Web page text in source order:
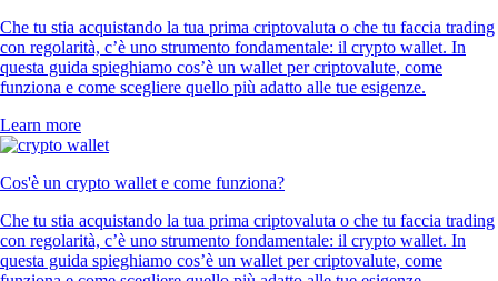
Che tu stia acquistando la tua prima criptovaluta o che tu faccia trading
con regolarità, c’è uno strumento fondamentale: il crypto wallet. In
questa guida spieghiamo cos’è un wallet per criptovalute, come
funziona e come scegliere quello più adatto alle tue esigenze.
Learn more
Cos'è un crypto wallet e come funziona?
Che tu stia acquistando la tua prima criptovaluta o che tu faccia trading
con regolarità, c’è uno strumento fondamentale: il crypto wallet. In
questa guida spieghiamo cos’è un wallet per criptovalute, come